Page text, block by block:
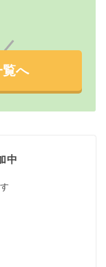
へ
中